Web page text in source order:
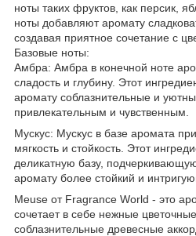
ноты таких фруктов, как персик,
ноты добавляют аромату
создавая приятное сочетание с
Базовые ноты:
Амбра: Амбра в конечной ноте
сладость и глубину. Этот
аромату соблазнительные и
привлекательным и чувственным.
Мускус: Мускус в базе аромата
мягкость и стойкость. Этот
деликатную базу,
аромату более стойкий и
Meuse от Fragrance World - это
сочетает в себе нежные
соблазнительные древесные